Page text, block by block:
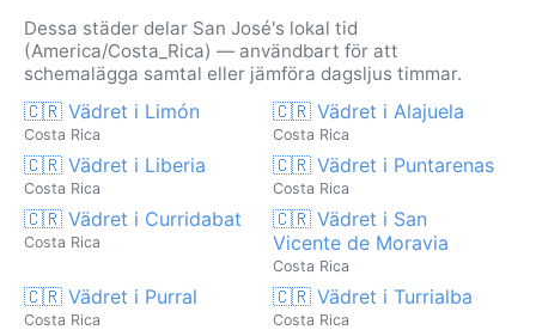
Dessa städer delar San José's lokal tid
(America/Costa_Rica) — användbart för att
schemalägga samtal eller jämföra dagsljus timmar.
🇨🇷 Vädret i Limón
Costa Rica
🇨🇷 Vädret i Alajuela
Costa Rica
🇨🇷 Vädret i Liberia
Costa Rica
🇨🇷 Vädret i Puntarenas
Costa Rica
🇨🇷 Vädret i Curridabat
Costa Rica
🇨🇷 Vädret i San
Vicente de Moravia
Costa Rica
🇨🇷 Vädret i Purral
Costa Rica
🇨🇷 Vädret i Turrialba
Costa Rica